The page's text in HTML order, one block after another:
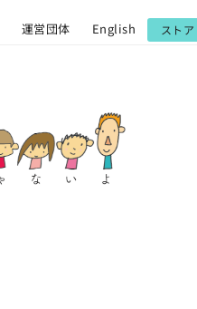
運営団体 English ストア